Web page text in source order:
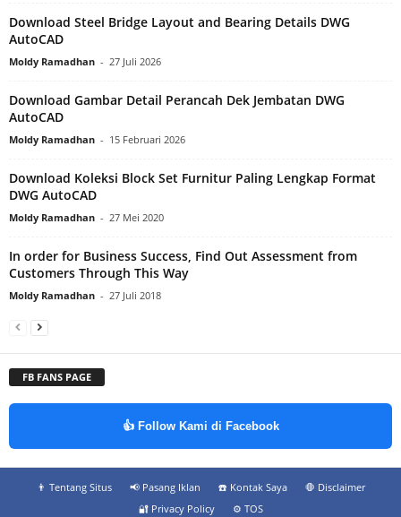
Download Steel Bridge Layout and Bearing Details DWG
AutoCAD
Moldy Ramadhan - 27 Juli 2026
Download Gambar Detail Perancah Dek Jembatan DWG
AutoCAD
Moldy Ramadhan - 15 Februari 2026
Download Koleksi Block Set Furnitur Paling Lengkap Format
DWG AutoCAD
Moldy Ramadhan - 27 Mei 2020
In order for Business Success, Find Out Assessment from
Customers Through This Way
Moldy Ramadhan - 27 Juli 2018
FB FANS PAGE
👍 Follow Kami di Facebook
👨‍ Tentang Situs 📢 Pasang Iklan ☎️ Kontak Saya
🛑 Disclaimer
🔐 Privacy Policy
⚙️ TOS